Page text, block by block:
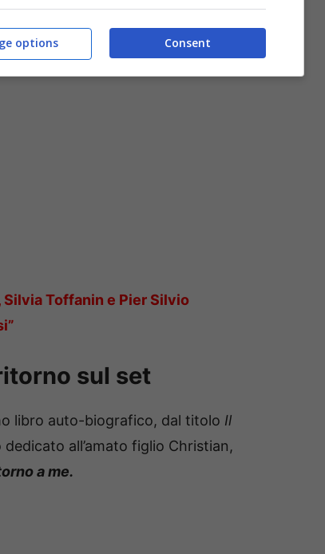
retroscena su Jessica e Davide |
Silvia Toffanin e Pier Silvio
sul set
libro auto-biografico, dal titolo Il
all’amato figlio Christian,
a me.
Consent
options